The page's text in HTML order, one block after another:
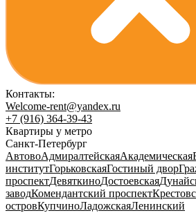
Контакты:
Welcome-rent@yandex.ru
+7 (916) 364-39-43
Квартиры у метро
Санкт-Петербург
АвтовоАдмиралтейскаяАкадемическая
институтГорьковскаяГостиный двор
проспектДевяткиноДостоевская
заводКомендантский проспект
островКупчиноЛадожскаяЛенинский